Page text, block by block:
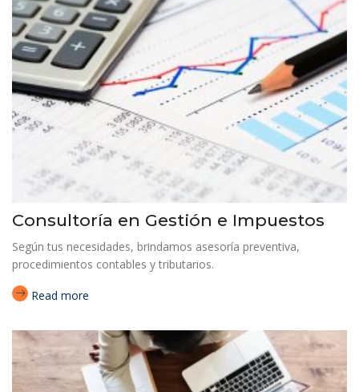
Consultoría en Gestión e Impuestos
Según tus necesidades, brindamos asesoría preventiva,
procedimientos contables y tributarios.
Read more